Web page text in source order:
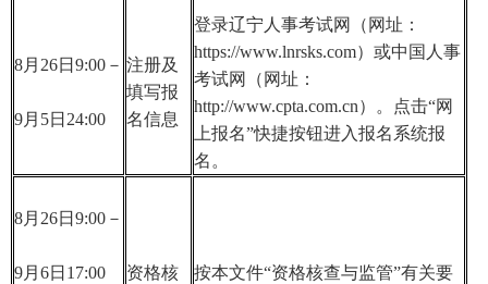
8月26日9:00－
9月5日24:00
注册及
填写报
名信息
登录辽宁人事考试网（网址：
https://www.lnrsks.com）或中国人事
考试网（网址：
http://www.cpta.com.cn）。点击“网
上报名”快捷按钮进入报名系统报
名。
8月26日9:00－
9月6日17:00
资格核
按本文件“资格核查与监管”有关要